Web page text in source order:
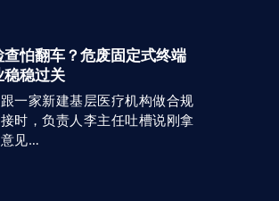
查怕翻车？危废固定式终端
稳稳过关
一家新建基层医疗机构做合规
时，负责人李主任吐槽说刚拿
见…